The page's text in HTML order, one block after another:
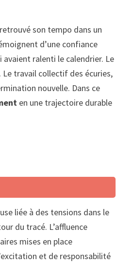
son tempo dans un
d’une confiance
ralenti le calendrier. Le
travail collectif des écuries,
nouvelle. Dans ce
en une trajectoire durable
liée à des tensions dans le
du tracé. L’affluence
mises en place
et de responsabilité